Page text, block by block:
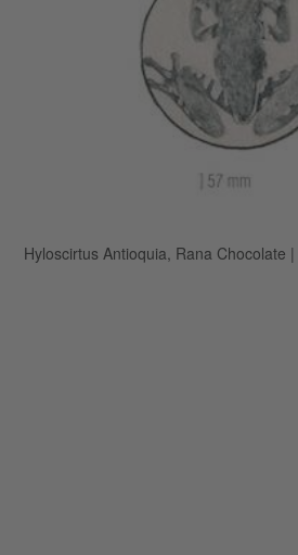
Hyloscirtus Antioquia, Rana Chocolate |